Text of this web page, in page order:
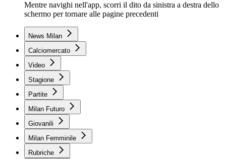
Mentre navighi nell'app, scorri il dito da sinistra a destra dello
schermo per tornare alle pagine precedenti
News Milan
Calciomercato
Video
Stagione
Partite
Milan Futuro
Giovanili
Milan Femminile
Rubriche